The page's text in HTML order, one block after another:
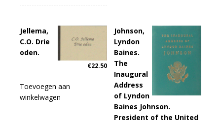
Jellema,
C.O. Drie
oden.
€22.50
Toevoegen aan
winkelwagen
Johnson,
Lyndon
Baines.
The
Inaugural
Address
of Lyndon
Baines Johnson.
President of the United